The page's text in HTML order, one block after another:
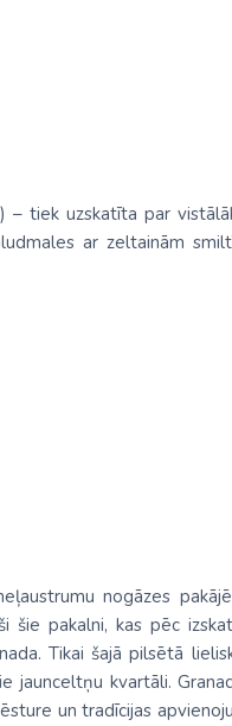
– tiek uzskatīta par
ar zeltainām
nogāzes
pakalni, kas pēc
Tikai šajā pilsētā
jaunceltņu kvartāli.
un tradīcijas